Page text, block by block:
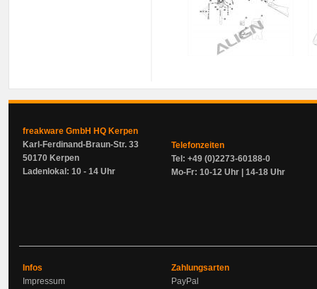
freakware GmbH HQ Kerpen
Karl-Ferdinand-Braun-Str. 33
50170 Kerpen
Ladenlokal: 10 - 14 Uhr
Telefonzeiten
Tel: +49 (0)2273-60188-0
Mo-Fr: 10-12 Uhr | 14-18 Uhr
Infos
Impressum
Zahlungsarten
PayPal